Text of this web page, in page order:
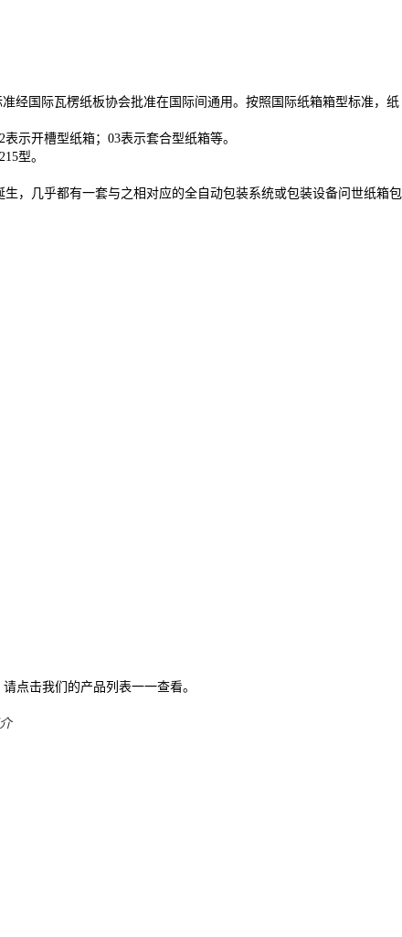
经国际瓦楞纸板协会批准在国际间通用。按照国际纸箱箱型标准，纸
示开槽型纸箱；03表示套合型纸箱等。
型。
，几乎都有一套与之相对应的全自动包装系统或包装设备问世纸箱包
点击我们的产品列表一一查看。